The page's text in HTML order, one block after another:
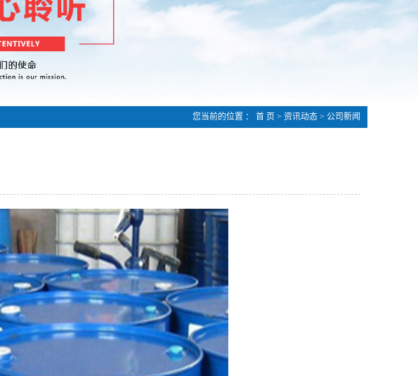
您当前的位置 ： 首 页 > 资讯动态 > 公司新闻